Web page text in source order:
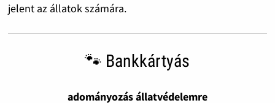
jelent az állatok számára.
🐾 Bankkártyás
adományozás állatvédelemre